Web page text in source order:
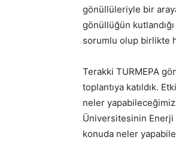
gönüllüleriyle bir
gönüllüğün
sorumlu olup birlikte
Terakki TURMEPA
toplantıya katıldık.
neler
Üniversitesinin
konuda neler